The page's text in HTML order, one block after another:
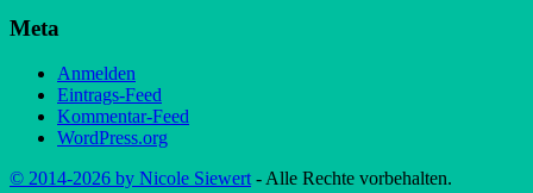
Meta
Anmelden
Eintrags-Feed
Kommentar-Feed
WordPress.org
© 2014-2026 by Nicole Siewert- Alle Rechte vorbehalten.